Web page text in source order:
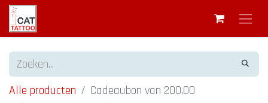
Alle producten Cadeaubon van 200,00